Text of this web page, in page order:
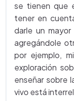
se tienen que
tener en
darle un
agregándole
por ejemplo,
exploración
enseñar sobre
vivo está